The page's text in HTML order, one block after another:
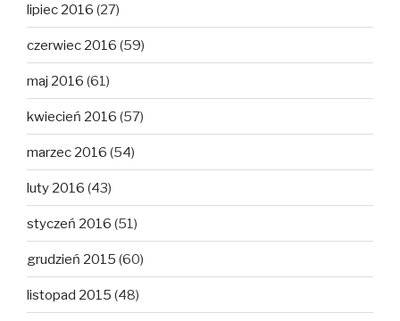
lipiec 2016 (27)
czerwiec 2016 (59)
maj 2016 (61)
kwiecień 2016 (57)
marzec 2016 (54)
luty 2016 (43)
styczeń 2016 (51)
grudzień 2015 (60)
listopad 2015 (48)